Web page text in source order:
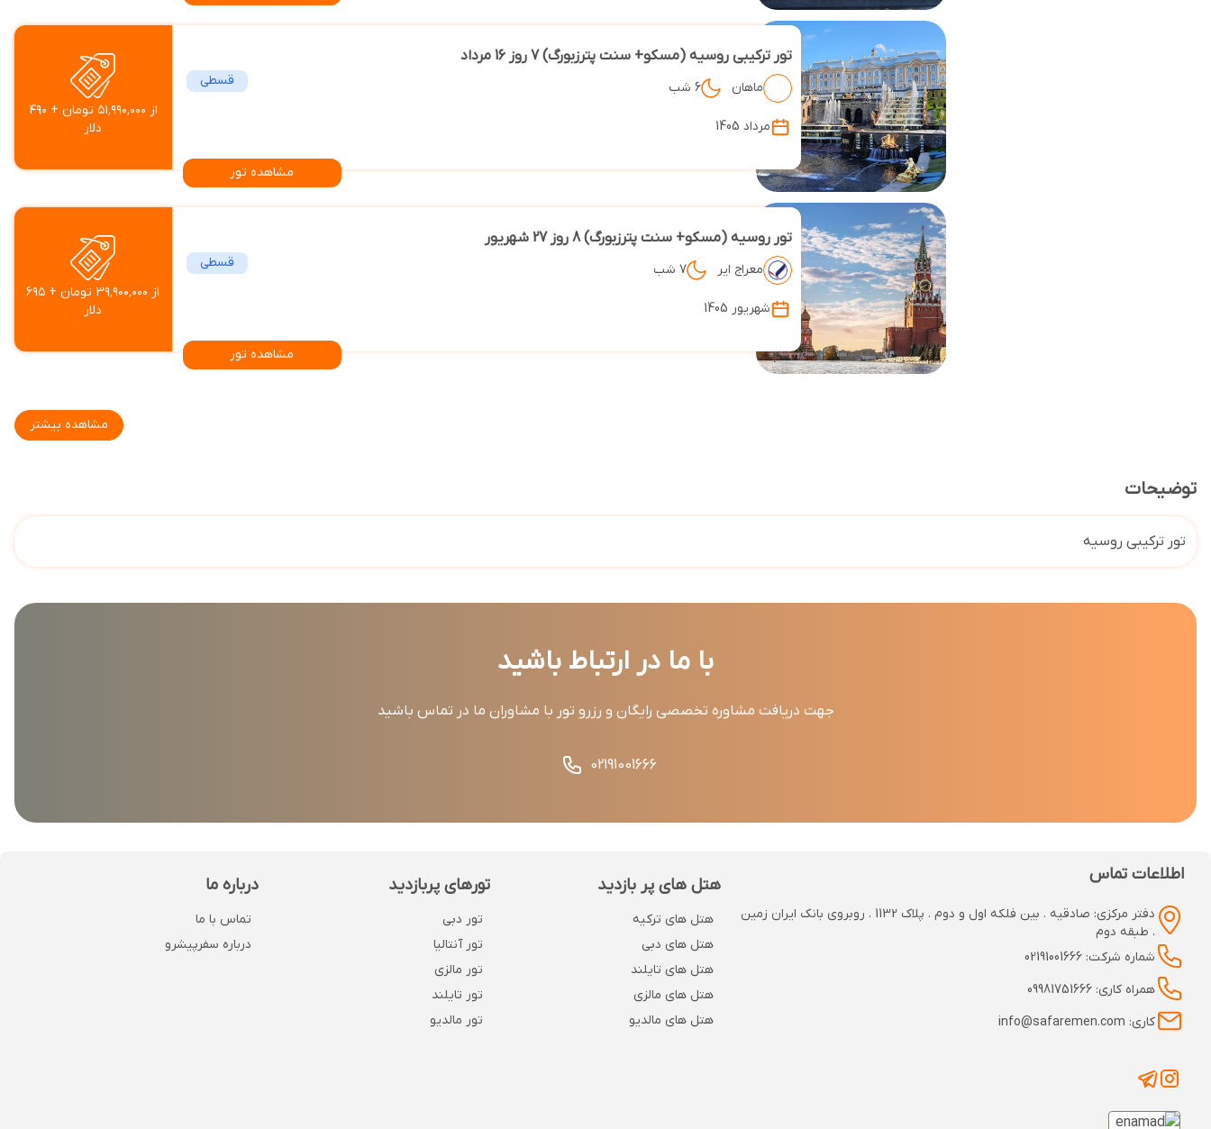
تور ترکیبی روسیه (مسکو+ سنت پترزبورگ) 7 روز 16 مرداد
ماهان 6 شب قسطی
مرداد 1405
مشاهده تور
از ۵۱٬۹۹۰٬۰۰۰ تومان + ۴۹۰
دلار
تور روسیه (مسکو+ سنت پترزبورگ) 8 روز 27 شهریور
معراج ایر 7 شب قسطی
شهریور 1405
مشاهده تور
از ۳۹٬۹۰۰٬۰۰۰ تومان + ۶۹۵
دلار
مشاهده بیشتر
توضیحات
تور ترکیبی روسیه
با ما در ارتباط باشید
جهت دریافت مشاوره تخصصی رایگان و رزرو تور با مشاوران ما در تماس باشید
02191001666
اطلاعات تماس
دفتر مرکزی: صادقیه . بین فلکه اول و دوم . پلاک 1132 . روبروی بانک ایران زمین
. طبقه دوم
شماره شرکت: 02191001666
همراه کاری: 09981751666
کاری: info@safaremen.com
هتل های پر بازدید
هتل های ترکیه
هتل های دبی
هتل های تایلند
هتل های مالزی
هتل های مالدیو
تورهای پربازدید
تور دبی
تور آنتالیا
تور مالزی
تور تایلند
تور مالدیو
درباره ما
تماس با ما
درباره سفرپیشرو